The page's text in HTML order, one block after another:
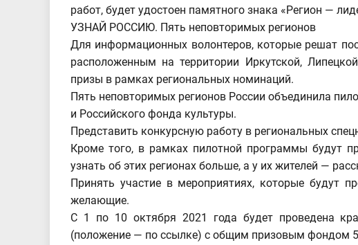
работ, будет удостоен памятного знака «Регион —
УЗНАЙ РОССИЮ. Пять неповторимых регионов
Для информационных волонтеров, которые решат
расположенным на территории Иркутской,
призы в рамках региональных номинаций.
Пять неповторимых регионов России объединила
и Российского фонда культуры.
Представить конкурсную работу в региональных
Кроме того, в рамках пилотной программы будут
узнать об этих регионах больше, а у их жителей —
Принять участие в мероприятиях, которые будут
желающие.
С 1 по 10 октября 2021 года будет проведена
(положение — по ссылке) с общим призовым фондом